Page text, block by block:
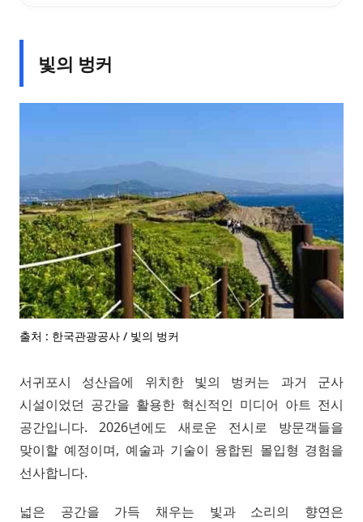
빛의 벙커
출처 : 한국관광공사 / 빛의 벙커
서귀포시 성산읍에 위치한 빛의 벙커는 과거 군사
시설이었던 공간을 활용한 혁신적인 미디어 아트 전시
공간입니다. 2026년에도 새로운 전시로 방문객들을
맞이할 예정이며, 예술과 기술이 융합된 몰입형 경험을
선사합니다.
넓은 공간을 가득 채우는 빛과 소리의 향연은